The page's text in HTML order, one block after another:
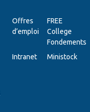
Offres
d’emploi
FREE
College
Fondements
Intranet
Ministock